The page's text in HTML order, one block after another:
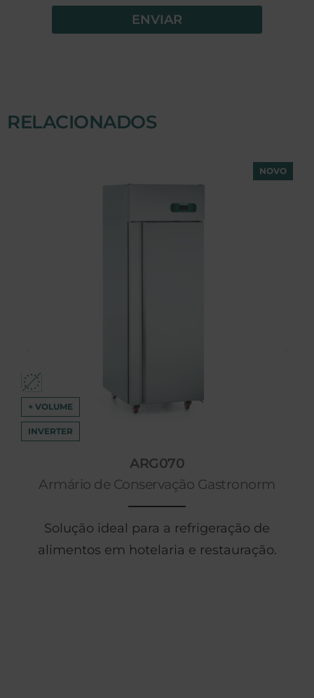
ENVIAR
RELACIONADOS
NOVO
+ VOLUME
INVERTER
ARG070
Armário de Conservação Gastronorm
Solução ideal para a refrigeração de
alimentos em hotelaria e restauração.